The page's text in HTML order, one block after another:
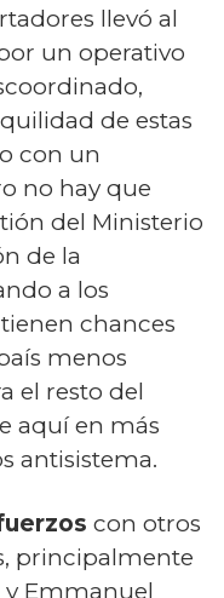
llevó al
un operativo
de estas
con un
no hay que
del Ministerio
de la
a los
chances
menos
el resto del
aquí en más
antisistema.
con otros
principalmente
y Emmanuel